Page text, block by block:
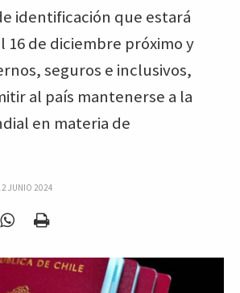
identificación que estará
16 de diciembre próximo y
seguros e inclusivos,
al país mantenerse a la
en materia de
JUNIO 2024